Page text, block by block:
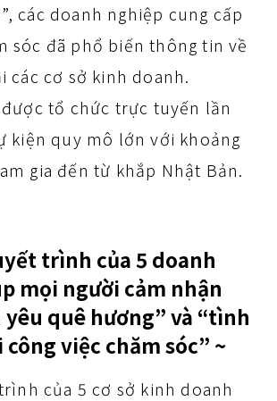
các doanh nghiệp cung cấp
sóc đã phổ biến thông tin về
các cơ sở kinh doanh.
được tổ chức trực tuyến lần
kiện quy mô lớn với khoảng
gia đến từ khắp Nhật Bản.
trình của 5 doanh
mọi người cảm nhận
quê hương” và “tình
việc chăm sóc” ~
của 5 cơ sở kinh doanh